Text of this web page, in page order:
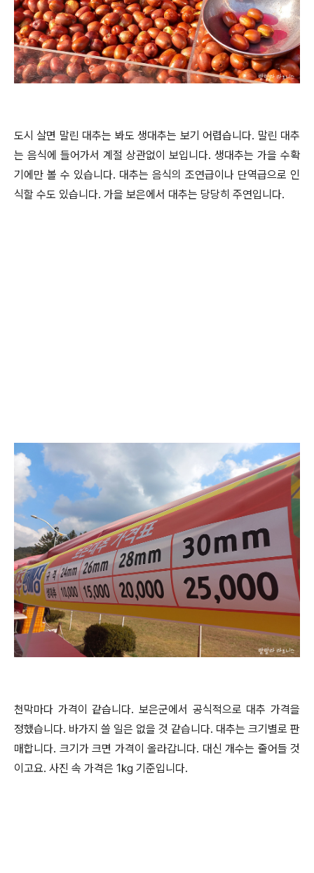
도시 살면 말린 대추는 봐도 생대추는 보기 어렵습니다. 말린 대추
는 음식에 들어가서 계절 상관없이 보입니다. 생대추는 가을 수확
기에만 볼 수 있습니다. 대추는 음식의 조연급이나 단역급으로 인
식할 수도 있습니다. 가을 보은에서 대추는 당당히 주연입니다.
천막마다 가격이 같습니다. 보은군에서 공식적으로 대추 가격을
정했습니다. 바가지 쓸 일은 없을 것 같습니다. 대추는 크기별로 판
매합니다. 크기가 크면 가격이 올라갑니다. 대신 개수는 줄어들 것
이고요. 사진 속 가격은 1㎏ 기준입니다.